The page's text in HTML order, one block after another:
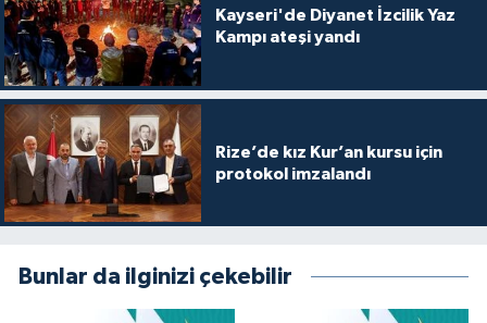
Kayseri'de Diyanet İzcilik Yaz
Kampı ateşi yandı
Rize’de kız Kur’an kursu için
protokol imzalandı
Bunlar da ilginizi çekebilir
Düzce Müftülüğü
Edirne Müftülüğü
Elazığ Müftülüğü
Erzincan Müftülüğü
Erzurum Müftülüğü
YAŞAM